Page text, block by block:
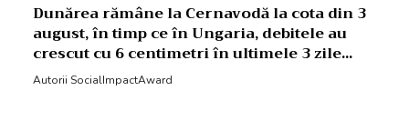
Dunărea rămâne la Cernavodă la cota din 3
august, în timp ce în Ungaria, debitele au
crescut cu 6 centimetri în ultimele 3 zile...
Autorii SocialImpactAward